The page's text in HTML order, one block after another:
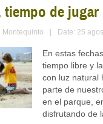
tiempo de
Montequinto Date: 25
En estas
tiempo libre y
con luz natural
parte de
en el parque,
disfrutando de